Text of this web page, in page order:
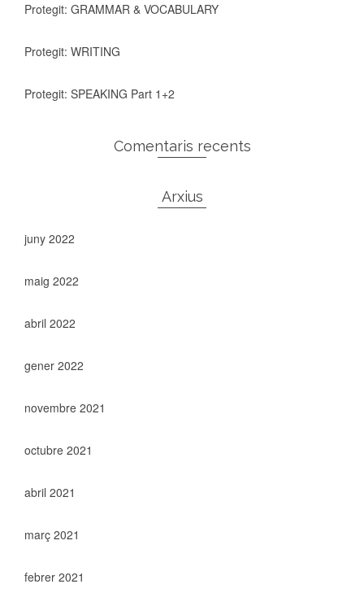
Protegit: GRAMMAR & VOCABULARY
Protegit: WRITING
Protegit: SPEAKING Part 1+2
Comentaris recents
Arxius
juny 2022
maig 2022
abril 2022
gener 2022
novembre 2021
octubre 2021
abril 2021
març 2021
febrer 2021